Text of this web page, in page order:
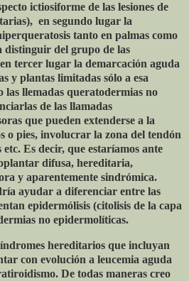
ictiosiforme de las lesiones de
en segundo lugar la
tanto en palmas como
distinguir del grupo de las
tercer lugar la demarcación aguda
y plantas limitadas sólo a esa
llemadas queratodermias no
de las llamadas
que pueden extenderse a la
o pies, involucrar la zona del tendón
Es decir, que estaríamos ante
difusa, hereditaria,
y aparentemente sindrómica.
ayudar a diferenciar entre las
epidermólisis (citolisis de la capa
no epidermolíticas.
hereditarios que incluyan
con evolución a leucemia aguda
De todas maneras creo